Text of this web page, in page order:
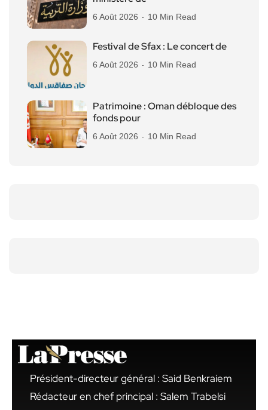
6 Août 2026 10 Min Read
Festival de Sfax : Le concert de
6 Août 2026 10 Min Read
Patrimoine : Oman débloque des
fonds pour
6 Août 2026 10 Min Read
Président-directeur général : Said Benkraiem
Rédacteur en chef principal : Salem Trabelsi